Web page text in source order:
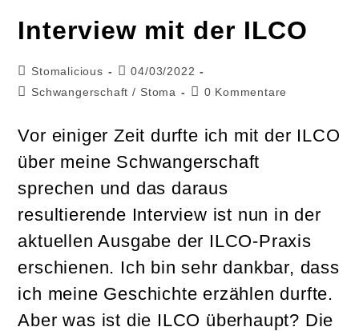
Angehen
Würde
Interview mit der ILCO
Beitrags-
Autor:
Stomalicious
Beitrag
veröffentlicht:
04/03/2022
Beitrags-
Schwangerschaft / Stoma
Beitrags-
0 Kommentare
Vor einiger Zeit durfte ich mit der ILCO
über meine Schwangerschaft
sprechen und das daraus
resultierende Interview ist nun in der
aktuellen Ausgabe der ILCO-Praxis
erschienen. Ich bin sehr dankbar, dass
ich meine Geschichte erzählen durfte.
Aber was ist die ILCO überhaupt? Die